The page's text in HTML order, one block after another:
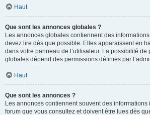
Haut
Que sont les annonces globales ?
Les annonces globales contiennent des
devez lire dès que possible. Elles apparaissent en
dans votre panneau de l’utilisateur. La possibilité
globales dépend des permissions définies par
Haut
Que sont les annonces ?
Les annonces contiennent souvent des informations
forum que vous consultez et doivent être lues dès